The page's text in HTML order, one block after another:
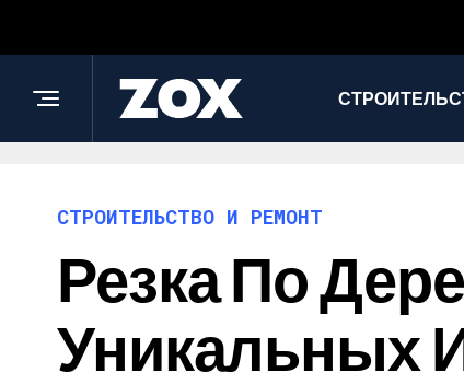
СТРОИТЕЛЬСТВО И РЕМОНТ
Резка По
Уникальных